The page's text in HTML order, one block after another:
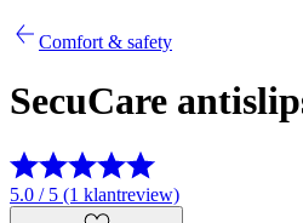
Comfort & safety
SecuCare
5.0 / 5 (1 klantreview)